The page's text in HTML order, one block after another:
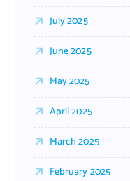
July 2025
June 2025
May 2025
April 2025
March 2025
February 2025